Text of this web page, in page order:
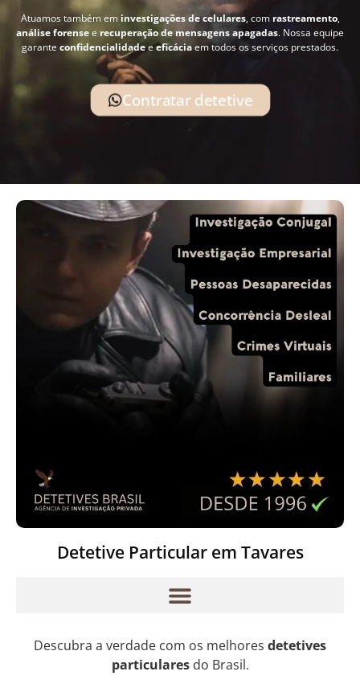
Atuamos também em investigações de celulares, com rastreamento,
análise forensee recuperação de mensagens apagadas. Nossa equipe
garante confidencialidadeeeficáciaem todos os serviços prestados.
Contratar detetive
Detetive Particular em Tavares
Descubra a verdade com os melhores detetives
particularesdo Brasil.